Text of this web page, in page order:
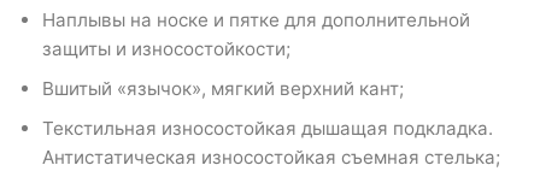
Наплывы на носке и пятке для дополнительной
защиты и износостойкости;
Вшитый «язычок», мягкий верхний кант;
Текстильная износостойкая дышащая подкладка.
Антистатическая износостойкая съемная стелька;